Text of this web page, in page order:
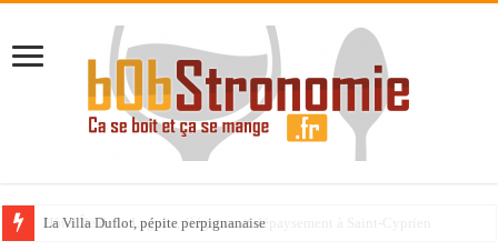
La Villa Duflot, pépite perpignanaise